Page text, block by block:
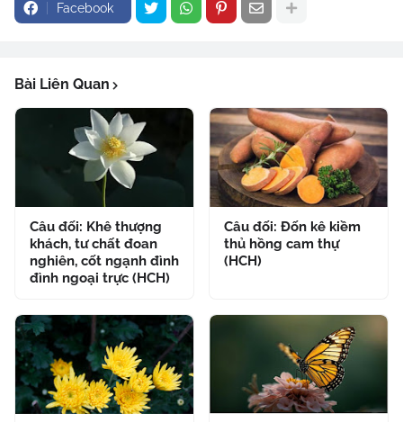
Facebook
Bài Liên Quan
Câu đối: Khê thượng
khách, tư chất đoan
nghiên, cốt ngạnh đình
đình ngoại trực (HCH)
Câu đối: Đốn kê kiềm
thủ hồng cam thự
(HCH)